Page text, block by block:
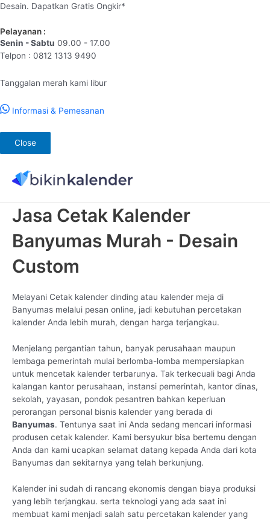
Desain. Dapatkan Gratis Ongkir*
Pelayanan :
Senin - Sabtu 09.00 - 17.00
Telpon : 0812 1313 9490
Tanggalan merah kami libur
Informasi & Pemesanan
Close
konten
Jasa Cetak Kalender
Banyumas Murah - Desain
Custom
Melayani Cetak kalender dinding atau kalender meja di
Banyumas melalui pesan online, jadi kebutuhan percetakan
kalender Anda lebih murah, dengan harga terjangkau.
Menjelang pergantian tahun, banyak perusahaan maupun
lembaga pemerintah mulai berlomba-lomba mempersiapkan
untuk mencetak kalender terbarunya. Tak terkecuali bagi Anda
kalangan kantor perusahaan, instansi pemerintah, kantor dinas,
sekolah, yayasan, pondok pesantren bahkan keperluan
perorangan personal bisnis kalender yang berada di
Banyumas. Tentunya saat ini Anda sedang mencari informasi
produsen cetak kalender. Kami bersyukur bisa bertemu dengan
Anda dan kami ucapkan selamat datang kepada Anda dari kota
Banyumas dan sekitarnya yang telah berkunjung.
Kalender ini sudah di rancang ekonomis dengan biaya produksi
yang lebih terjangkau. serta teknologi yang ada saat ini
membuat kami menjadi salah satu percetakan kalender yang